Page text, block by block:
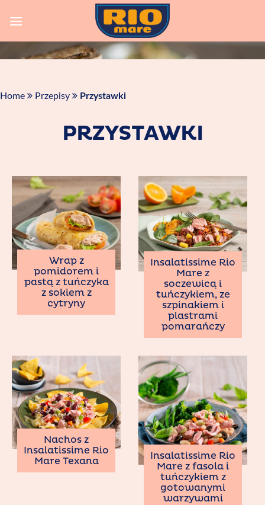
Home Przepisy Przystawki
PRZYSTAWKI
Wrap z
pomidorem i
pastą z tuńczyka
z sokiem z
cytryny
Insalatissime Rio
Mare z
soczewicą i
tuńczykiem, ze
szpinakiem i
plastrami
pomarańczy
Nachos z
Insalatissime Rio
Mare Texana
Insalatissime Rio
Mare z fasola i
tuńczykiem z
gotowanymi
warzywami